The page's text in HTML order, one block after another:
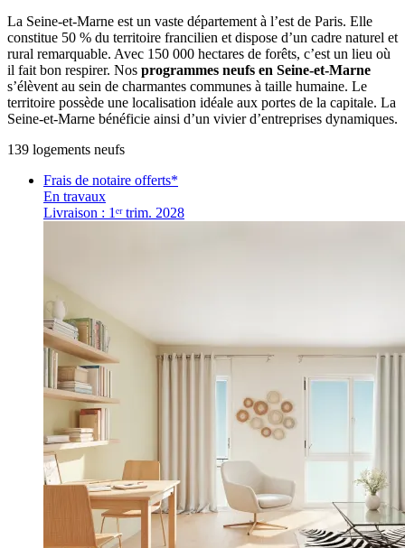
La Seine-et-Marne est un vaste département à l’est de Paris. Elle
constitue 50 % du territoire francilien et dispose d’un cadre naturel et
rural remarquable. Avec 150 000 hectares de forêts, c’est un lieu où
il fait bon respirer. Nos programmes neufs en Seine-et-Marne
s’élèvent au sein de charmantes communes à taille humaine. Le
territoire possède une localisation idéale aux portes de la capitale. La
Seine-et-Marne bénéficie ainsi d’un vivier d’entreprises dynamiques.
139 logements neufs
Frais de notaire offerts*
En travaux
Livraison : 1ᵉʳ trim. 2028